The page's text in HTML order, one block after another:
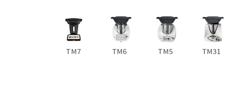
TM7 TM6 TM5 TM31